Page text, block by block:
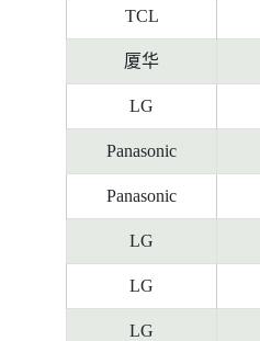
TCL
厦华
LG
Panasonic
Panasonic
LG
LG
LG